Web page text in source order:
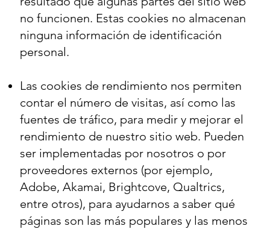
no funcionen. Estas cookies no almacenan
ninguna información de identificación
personal.
Las cookies de rendimiento nos permiten
contar el número de visitas, así como las
fuentes de tráfico, para medir y mejorar el
rendimiento de nuestro sitio web. Pueden
ser implementadas por nosotros o por
proveedores externos (por ejemplo,
Adobe, Akamai, Brightcove, Qualtrics,
entre otros), para ayudarnos a saber qué
páginas son las más populares y las menos